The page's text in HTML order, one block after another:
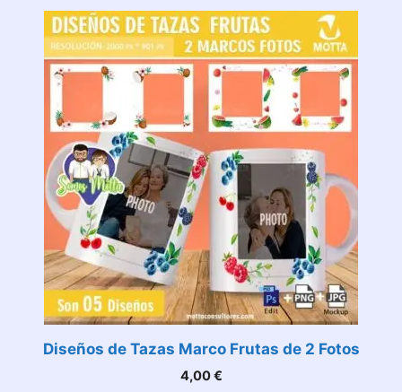
Diseños de Tazas Marco Frutas de 2 Fotos
4,00€